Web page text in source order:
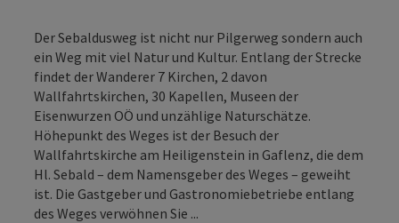
Der Sebaldusweg ist nicht nur Pilgerweg sondern auch
ein Weg mit viel Natur und Kultur. Entlang der Strecke
findet der Wanderer 7 Kirchen, 2 davon
Wallfahrtskirchen, 30 Kapellen, Museen der
Eisenwurzen OÖ und unzählige Naturschätze.
Höhepunkt des Weges ist der Besuch der
Wallfahrtskirche am Heiligenstein in Gaflenz, die dem
Hl. Sebald – dem Namensgeber des Weges – geweiht
ist. Die Gastgeber und Gastronomiebetriebe entlang
des Weges verwöhnen Sie ...